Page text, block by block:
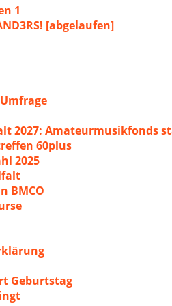
1
[abgelaufen]
2027: Amateurmusikfonds
60plus
2025
BMCO
Geburtstag